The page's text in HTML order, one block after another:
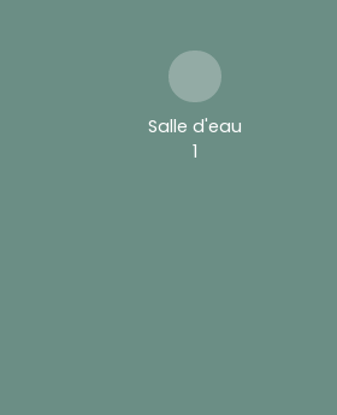
Salle d'eau
1